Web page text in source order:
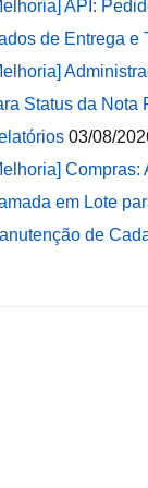
API:
de Entrega e
Status da Nota
03/08/
Compras:
em Lote
de